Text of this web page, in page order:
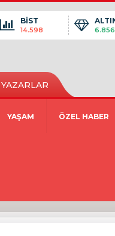
BİST
14.598
YAZARLAR
YAŞAM ÖZEL HABER